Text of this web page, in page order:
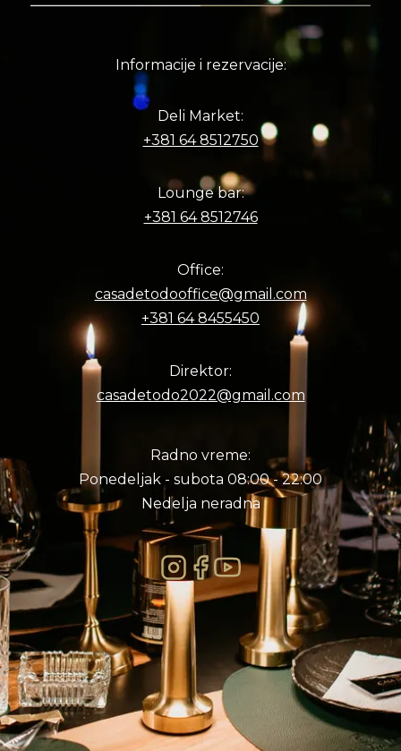
Informacije i rezervacije:
Deli Market:
+381 64 8512750
Lounge bar:
+381 64 8512746
Office:
casadetodooffice@gmail.com
+381 64 8455450
Direktor:
casadetodo2022@gmail.com
Radno vreme:
Ponedeljak - subota 08:00 - 22:00
Nedelja neradna